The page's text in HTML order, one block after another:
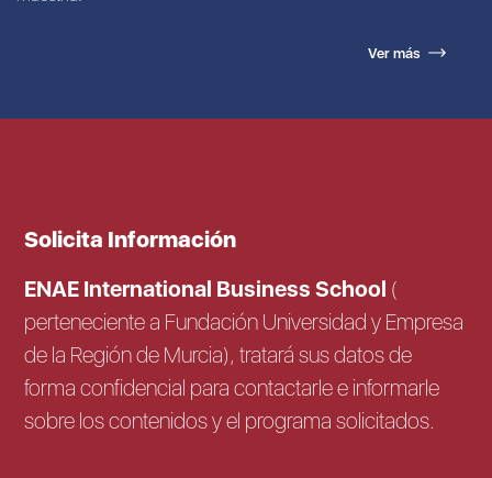
Ver más
Solicita Información
ENAE International Business School (
perteneciente a Fundación Universidad y Empresa
de la Región de Murcia), tratará sus datos de
forma confidencial para contactarle e informarle
sobre los contenidos y el programa solicitados.